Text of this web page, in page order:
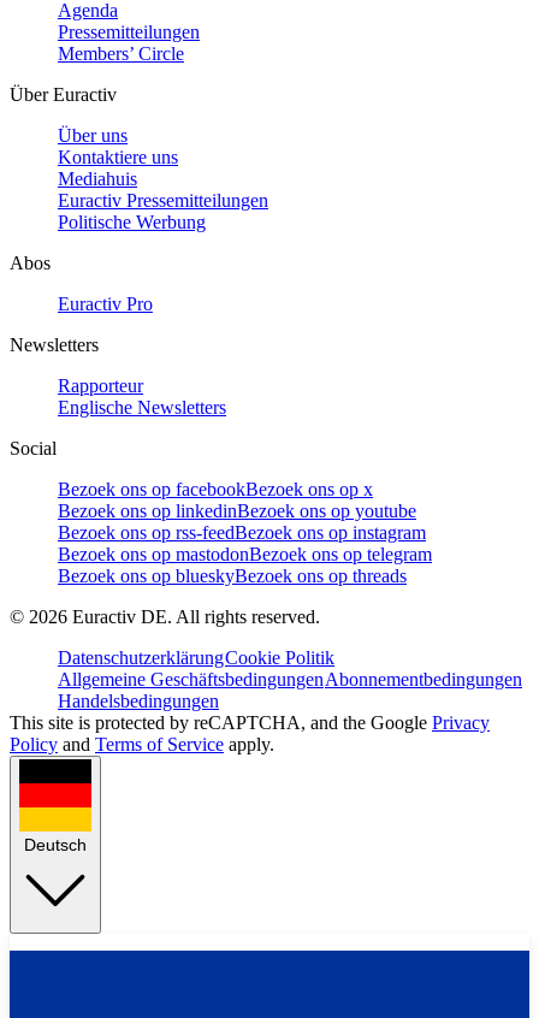
Agenda
Pressemitteilungen
Members’ Circle
Über Euractiv
Über uns
Kontaktiere uns
Mediahuis
Euractiv Pressemitteilungen
Politische Werbung
Abos
Euractiv Pro
Newsletters
Rapporteur
Englische Newsletters
Social
Bezoek ons op facebookBezoek ons op x
Bezoek ons op linkedinBezoek ons op youtube
Bezoek ons op rss-feedBezoek ons op instagram
Bezoek ons op mastodonBezoek ons op telegram
Bezoek ons op blueskyBezoek ons op threads
© 2026 Euractiv DE. All rights reserved.
DatenschutzerklärungCookie Politik
Allgemeine GeschäftsbedingungenAbonnementbedingungen
Handelsbedingungen
This site is protected by reCAPTCHA, and the Google Privacy
Policy and Terms of Service apply.
Deutsch